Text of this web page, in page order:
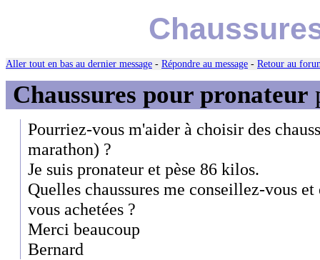
Aller tout en bas au dernier message - Répondre au message - Retour au
Chaussures pour pronateur
Pourriez-vous m'aider à choisir des
marathon) ?
Je suis pronateur et pèse 86 kilos.
Quelles chaussures me conseillez-vous
vous achetées ?
Merci beaucoup
Bernard